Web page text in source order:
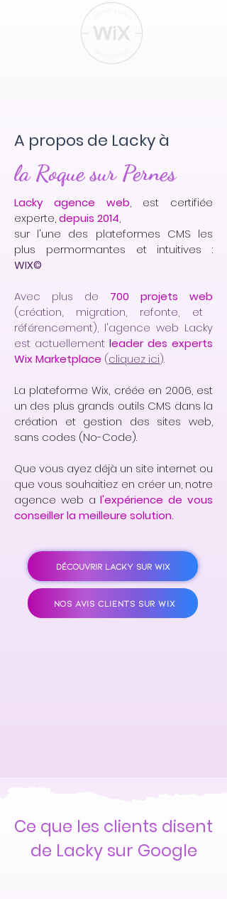
A propos de Lacky à
la Roque sur Pernes
Lacky agence web, est certifiée
experte,depuis 2014,
sur l'une des plateformes CMS les
plus permormantes et intuitives :
WIX©
Avec plus de
700 projets web
(création, migration, refonte, et
référencement), l'agence web Lacky
est actuellement leader des experts
Wix Marketplace (cliquez ici).
La plateforme Wix, créée en 2006, est
un des plus grands outils CMS dans la
création et gestion des sites web,
sans codes (No-Code).
Que vous ayez déjà un site internet ou
que vous souhaitiez en créer un, notre
agence web al'expérience de vous
conseiller la meilleure solution.
DÉCOUVRIR LACKY SUR WIX
NOS AVIS CLIENTS SUR WIX
Ce que les clients disent
de Lacky sur Google